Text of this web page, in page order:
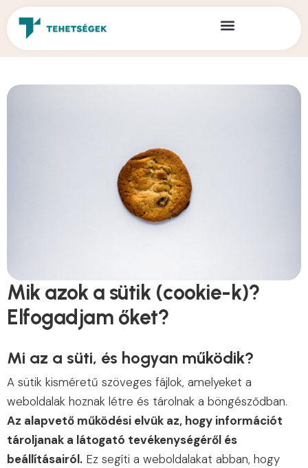
Mik azok a sütik (cookie-k)?
Elfogadjam őket?
Mi az a süti, és hogyan működik?
A sütik kisméretű szöveges fájlok, amelyeket a
weboldalak hoznak létre és tárolnak a böngésződban.
Az alapvető működési elvük az, hogy információt
tároljanak a látogató tevékenységéről és
beállításairól. Ez segíti a weboldalakat abban, hogy